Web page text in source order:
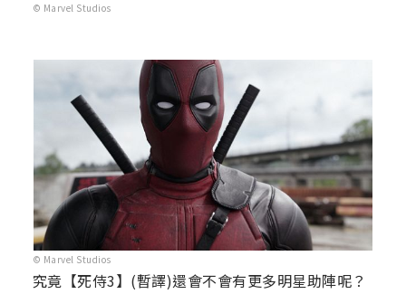
© Marvel Studios
© Marvel Studios
究竟【死侍3】(暫譯)還會不會有更多明星助陣呢？